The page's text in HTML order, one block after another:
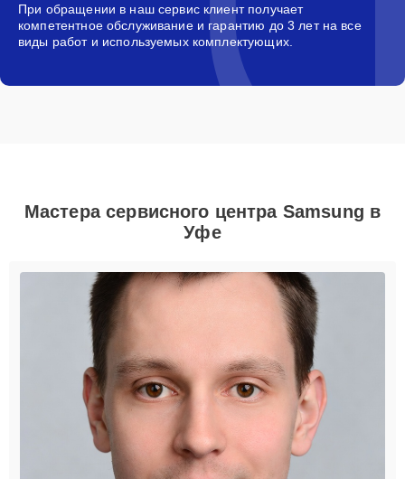
При обращении в наш сервис клиент получает
компетентное обслуживание и гарантию до 3 лет на все
виды работ и используемых комплектующих.
Мастера сервисного центра Samsung в
Уфе